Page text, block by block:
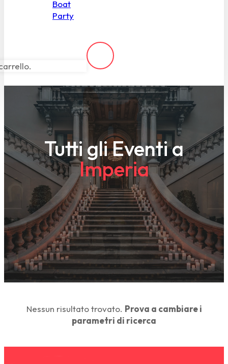
Boat
Party
Tutti gli Eventi a
Imperia
Nessun risultato trovato. Prova a cambiare i
parametri di ricerca